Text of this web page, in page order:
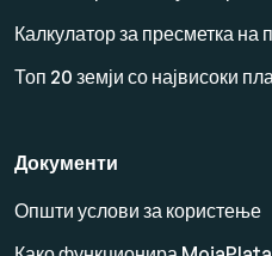
Калкулатор за пресметка на
Топ 20 земји со највисоки
Документи
Општи услови за користење